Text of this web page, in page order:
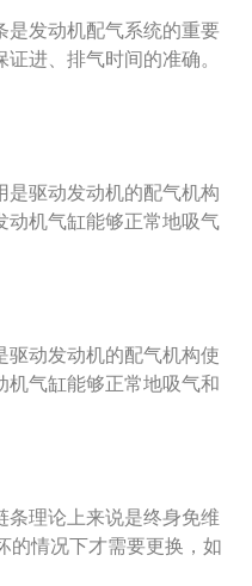
装上新链条。曲轴皮带
对正链条外壳上面的凹槽
调整到位，不然会报故
是发动机配气系统的重要
进、排气时间的准确。
与气门室盖上的记号对
拧松滑轮安装螺栓1\/4—
内，用卡环钳调整滑
螺栓，拔出钢针；5、顺
回发动机右指甲正时链条
皮带；8、着车检查发动
是驱动发动机的配气机构
动机气缸能够正常地吸气
开，曲轴皮带轮拆卸
有凹槽，将两根凸轮轴
新链条。曲轴皮带轮也
链条外壳上面的凹槽里；
到位，不然会报故障
驱动发动机的配气机构使
机气缸能够正常地吸气和
，曲轴皮带轮拆卸掉，
凹槽，将两根凸轮轴凹
链条。曲轴皮带轮也是
条外壳上面的凹槽里；
到位，不然会报故障
条理论上来说是终身免维
的情况下才需要更换，如
： 1、将气门室盖拆